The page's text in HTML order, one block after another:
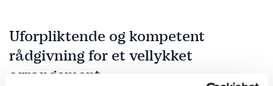
Uforpliktende og kompetent
rådgivning for et vellykket
arrangement